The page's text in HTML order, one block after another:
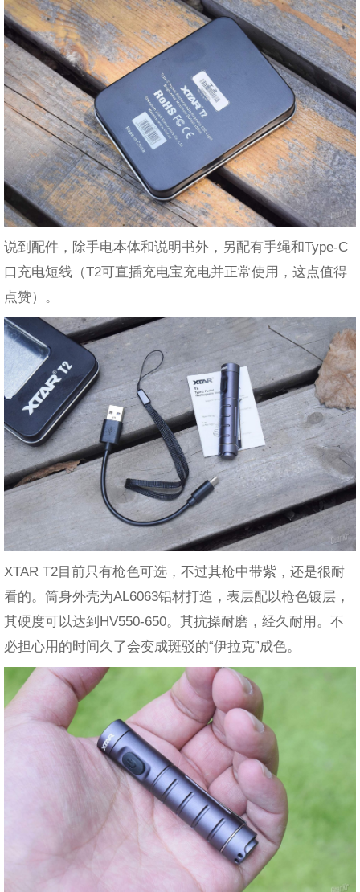
说到配件，除手电本体和说明书外，另配有手绳和Type-C
口充电短线（T2可直插充电宝充电并正常使用，这点值得
点赞）。
XTAR T2目前只有枪色可选，不过其枪中带紫，还是很耐
看的。筒身外壳为AL6063铝材打造，表层配以枪色镀层，
其硬度可以达到HV550-650。其抗操耐磨，经久耐用。不
必担心用的时间久了会变成斑驳的“伊拉克”成色。